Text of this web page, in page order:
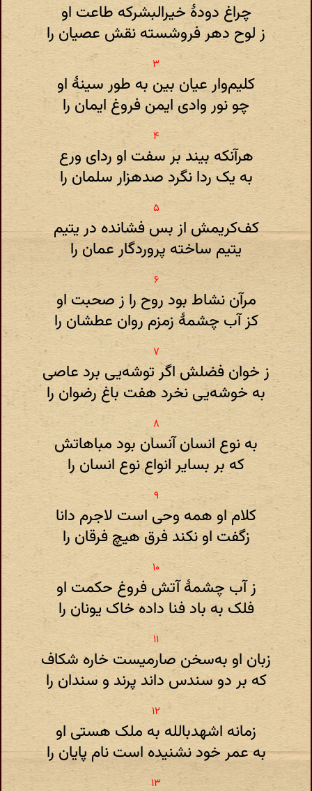
چراغ دودهٔ خیرالبشرکه طاعت او
ز لوح دهر فروشسته نقش عصیان را
کلیم‌وار عیان بین به طور سینهٔ او
چو نور وادی ایمن فروغ ایمان را
هرآنکه بیند بر سفت او ردای ورع
به یک ردا نگرد صدهزار سلمان را
کف‌کریمش‌ از بس فشانده در یتیم
یتیم ساخته پروردگار عمان را
مرآن نشاط بود روح را ز صحبت او
کز آب چشمهٔ زمزم روان عطشان را
ز خوان فضلش اگر توشه‌یی برد عاصی
به خوشه‌یی نخرد هفت باغ رضوان را
به نوع انسان آنسان بود مباهاتش
که بر بسایر انواع نوع انسان را
کلام او همه وحی است لاجرم دانا
زگفت او نکند فرق هیچ فرقان را
ز آب چشمهٔ آتش فروغ حکمت او
فلک به باد فنا داده خاک یونان را
زبان او به‌سخن صارمیست خاره شکاف
که بر دو سندس داند پرند و سندان را
زمانه اشهدبالله به ملک هستی او
به عمر خود نشنیده است نام پایان را